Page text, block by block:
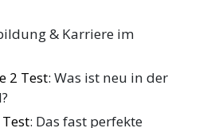
& Karriere im
2 Test: Was ist neu in der
: Das fast perfekte